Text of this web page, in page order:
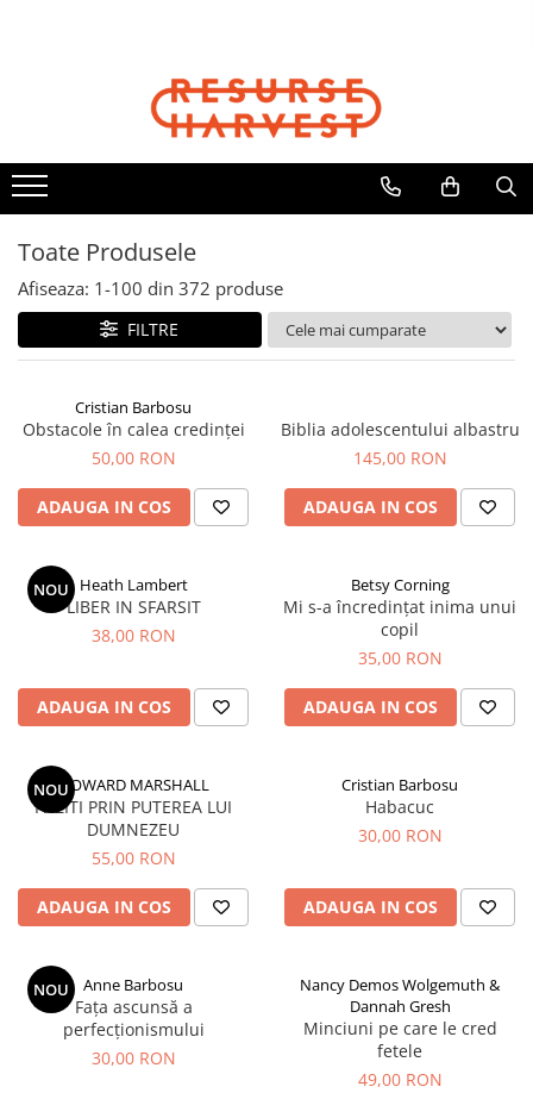
Cărți pentru Copii
Biblii pentru Copii
Viața Creștină
Viața Creștină
Creștere Spirituală
Rugăciune
Lupta Spirituală
Încurajare în Suferință
Cărți de Jocuri și Activități
Viața de Familie
Prietenie, Logodnă și Căsătorie
Bărbați
Cărți de Colorat
Femei
Păstorirea Bisericii
Conducerea și Păstorirea Bisericii
Consiliere
Grupuri Mici
Închinare prin Muzică
Apologetică
Devoționale/Meditații Biblice
Biblia Dumitru Cornilescu
Biblia NTR
Biblia pentru Femei
Biblia pentru Adolescenți
Jocuri
DVD Cartea Cărților
Jurnale
Șepci
Căni, Pixuri, Brelocuri
Toate Produsele
Afiseaza: 1-100 din 372 produse
FILTRE
Cristian Barbosu
Obstacole în calea credinței
50,00 RON
ADAUGA IN COS
Biblia adolescentului albastru
145,00 RON
ADAUGA IN COS
NOU Heath Lambert
LIBER IN SFARSIT
38,00 RON
ADAUGA IN COS
Betsy Corning
Mi s-a încredințat inima unui
copil
35,00 RON
ADAUGA IN COS
NOUHOWARD MARSHALL
PAZITI PRIN PUTEREA LUI
DUMNEZEU
55,00 RON
ADAUGA IN COS
Cristian Barbosu
Habacuc
30,00 RON
ADAUGA IN COS
NOU Anne Barbosu
Fața ascunsă a
perfecționismului
30,00 RON
Nancy Demos Wolgemuth &
Dannah Gresh
Minciuni pe care le cred
fetele
49,00 RON